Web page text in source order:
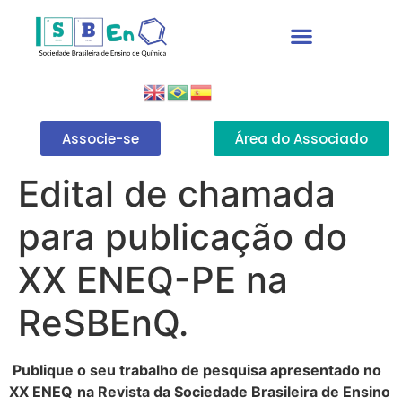
Associe-se Área do Associado
Edital de chamada
para publicação do
XX ENEQ-PE na
ReSBEnQ.
Publique o seu trabalho de pesquisa apresentado no
XX ENEQ na Revista da Sociedade Brasileira de Ensino